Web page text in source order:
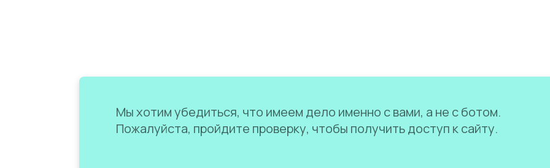
Мы хотим убедиться, что имеем дело именно с вами, а не с ботом.
Пожалуйста, пройдите проверку, чтобы получить доступ к сайту.